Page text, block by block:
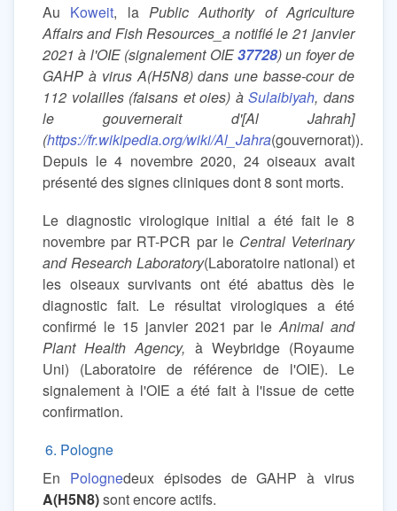
Au Koweit, laPublic Authority of Agriculture
Affairs and Fish Resources_a notifié le 21 janvier
2021 à l'OIE (signalement OIE37728) un foyer de
GAHP à virus A(H5N8) dans une basse-cour de
112 volailles (faisans et oies) àSulaibiyah, dans
le gouvernerait d'[Al Jahrah]
(https://fr.wikipedia.org/wiki/Al_Jahra(gouvernorat)).
Depuis le 4 novembre 2020, 24 oiseaux avait
présenté des signes cliniques dont 8 sont morts.
Le diagnostic virologique initial a été fait le 8
novembre par RT-PCR par le Central Veterinary
and Research Laboratory(Laboratoire national) et
les oiseaux survivants ont été abattus dès le
diagnostic fait. Le résultat virologiques a été
confirmé le 15 janvier 2021 par leAnimal and
Plant Health Agency, à Weybridge (Royaume
Uni) (Laboratoire de référence de l'OIE). Le
signalement à l'OIE a été fait à l'issue de cette
confirmation.
6. Pologne
En Polognedeux épisodes de GAHP à virus
A(H5N8)sont encore actifs.